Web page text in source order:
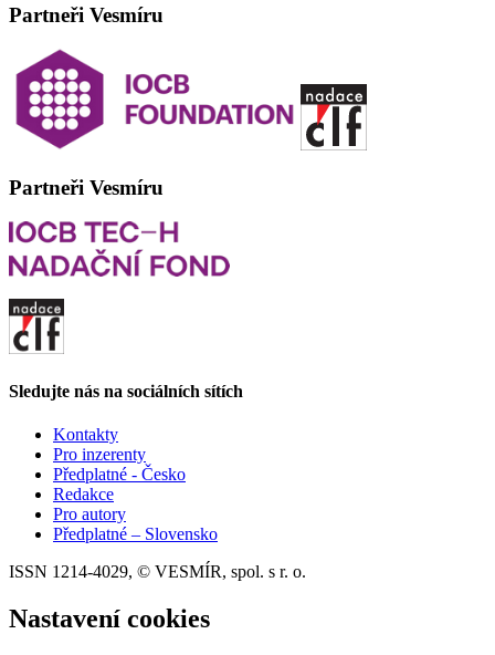
Partneři Vesmíru
Partneři Vesmíru
Sledujte nás na sociálních sítích
Kontakty
Pro inzerenty
Předplatné - Česko
Redakce
Pro autory
Předplatné – Slovensko
ISSN 1214-4029, © VESMÍR, spol. s r. o.
Nastavení cookies